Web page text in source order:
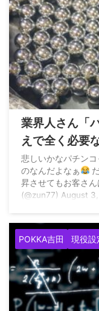
業界人さん「
えで全く必要
チンコ利益を
しないし離れ
悲しいかなパチン
のなんだよなぁ
昇させてもお客さ
(@zun77) August
POKKA吉田 現役設